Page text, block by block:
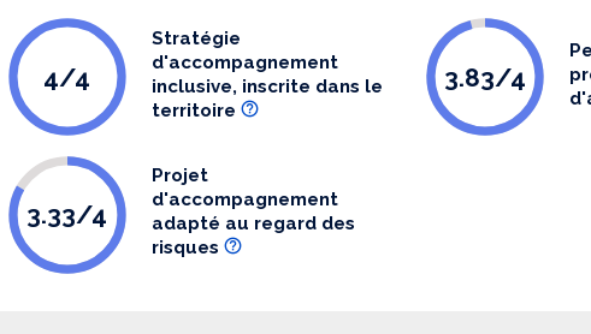
4/4
Stratégie
d'accompagnement
inclusive, inscrite dans le
territoire
3.83/4
3.33/4
Projet
d'accompagnement
adapté au regard des
risques